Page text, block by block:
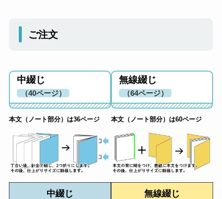
ご注文
中綴じ
（40ページ）
本文（ノート部分）は36ページ
中綴じ
無線綴じ
（64ページ）
本文（ノート部分）は60ページ
無線綴じ